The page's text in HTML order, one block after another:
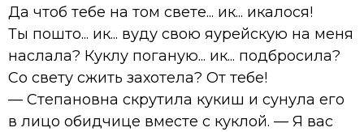
Да чтоб тебе на том свете... ик... икалося!
Ты пошто... ик... вуду свою яурейскую на меня
наслала? Куклу поганую... ик... подбросила?
Со свету сжить захотела? От тебе!
— Степановна скрутила кукиш и сунула его
в лицо обидчице вместе с куклой. — Я вас